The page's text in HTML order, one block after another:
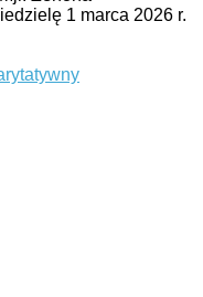
1 marca 2026 r.